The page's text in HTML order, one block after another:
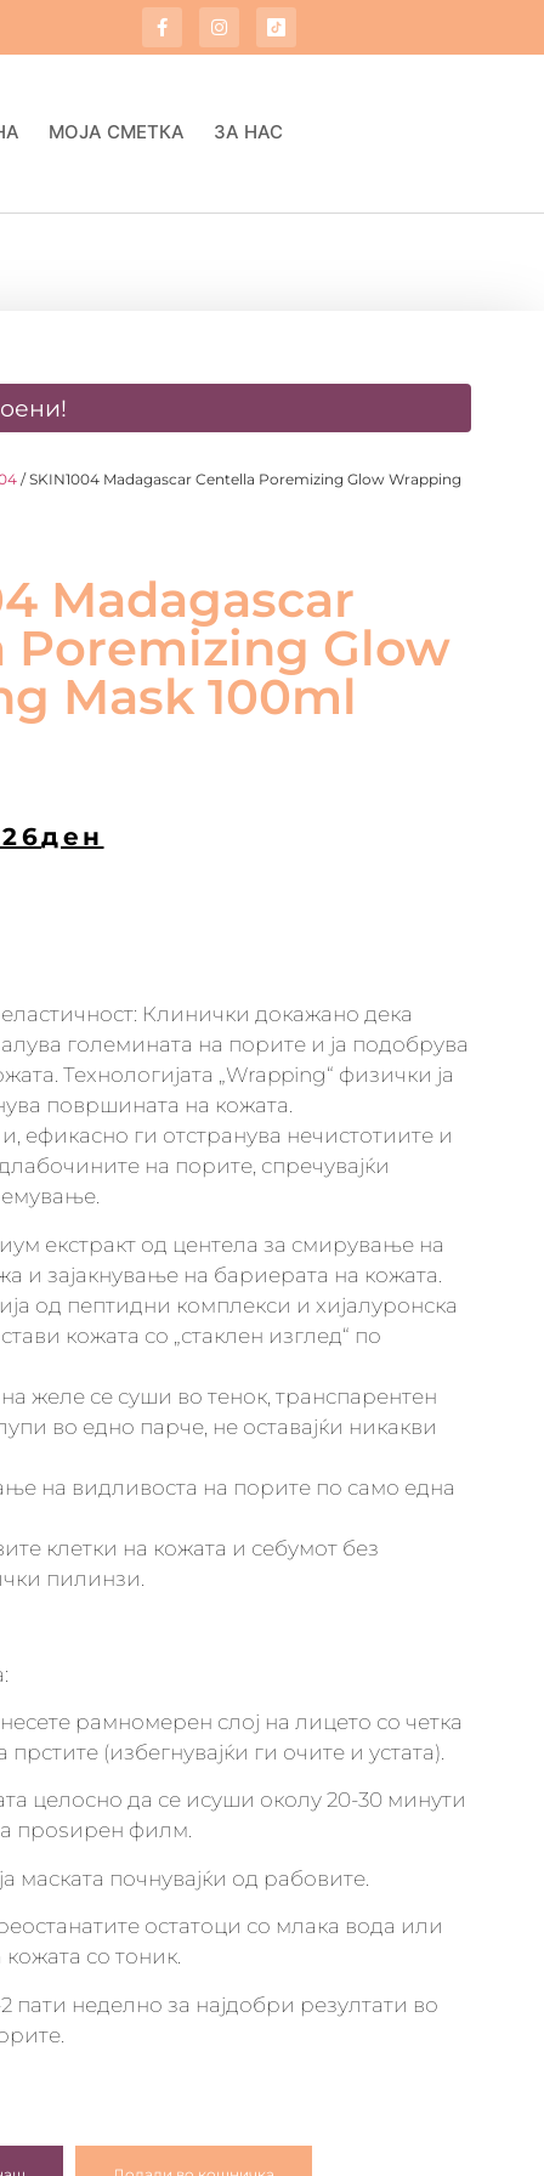
МОЈА СМЕТКА ЗА НАС
/ SKIN1004 Madagascar Centella Poremizing Glow Wrapping
Madagascar
Poremizing Glow
Mask 100ml
ден
Клинички докажано дека
големината на порите и ја подобрува
Технологијата „Wrapping“ физички ја
површината на кожата.
ефикасно ги отстранува нечистотиите и
на порите, спречувајќи
екстракт од центела за смирување на
и зајакнување на бариерата на кожата.
од пептидни комплекси и хијалуронска
кожата со „стаклен изглед“ по
желе се суши во тенок, транспарентен
во едно парче, не оставајќи никакви
на видливоста на порите по само една
клетки на кожата и себумот без
пилинзи.
рамномерен слој на лицето со четка
(избегнувајќи ги очите и устата).
целосно да се исуши околу 20-30 минути
проѕирен филм.
маската почнувајќи од рабовите.
остатоци со млака вода или
кожата со тоник.
пати неделно за најдобри резултати во